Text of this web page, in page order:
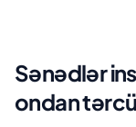
Sənədlər
ondan